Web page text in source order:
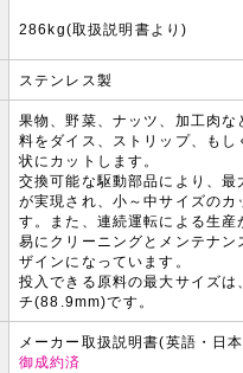
286kg(取扱説明書より)
ステンレス製
果物、野菜、ナッツ、加工肉な
料をダイス、ストリップ、もし
状にカットします。
交換可能な駆動部品により、最
が実現され、小～中サイズのカ
す。また、連続運転による生産
易にクリーニングとメンテナン
ザインになっています。
投入できる原料の最大サイズは
チ(88.9mm)です。
メーカー取扱説明書(英語・日本
御成約済